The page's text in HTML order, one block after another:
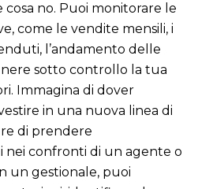
no. Puoi monitorare le
come le vendite mensili, i
l’andamento delle
sotto controllo la tua
Immagina di dover
in una nuova linea di
di prendere
nei confronti di un agente o
un gestionale, puoi